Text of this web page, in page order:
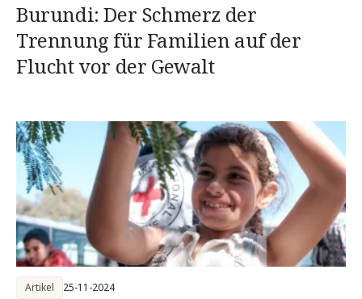
Burundi: Der Schmerz der
Trennung für Familien auf der
Flucht vor der Gewalt
Artikel 25-11-2024